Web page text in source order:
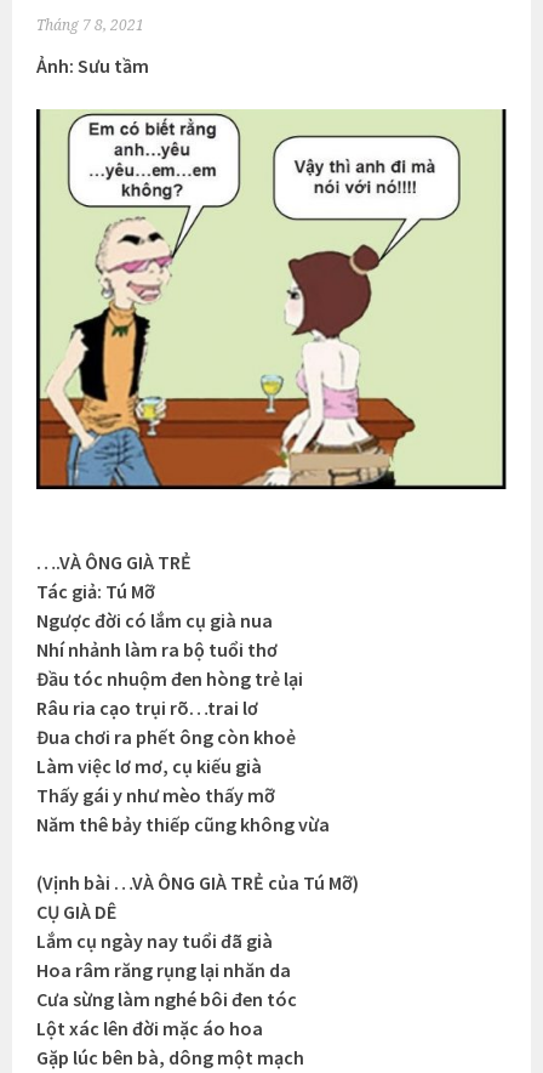
Tháng 7 8, 2021
Ảnh: Sưu tầm
….VÀ ÔNG GIÀ TRẺ
Tác giả: Tú Mỡ
Ngược đời có lắm cụ già nua
Nhí nhảnh làm ra bộ tuổi thơ
Đầu tóc nhuộm đen hòng trẻ lại
Râu ria cạo trụi rõ…trai lơ
Đua chơi ra phết ông còn khoẻ
Làm việc lơ mơ, cụ kiếu già
Thấy gái y như mèo thấy mỡ
Năm thê bảy thiếp cũng không vừa
(Vịnh bài …VÀ ÔNG GIÀ TRẺ của Tú Mỡ)
CỤ GIÀ DÊ
Lắm cụ ngày nay tuổi đã già
Hoa râm răng rụng lại nhăn da
Cưa sừng làm nghé bôi đen tóc
Lột xác lên đời mặc áo hoa
Gặp lúc bên bà, dông một mạch